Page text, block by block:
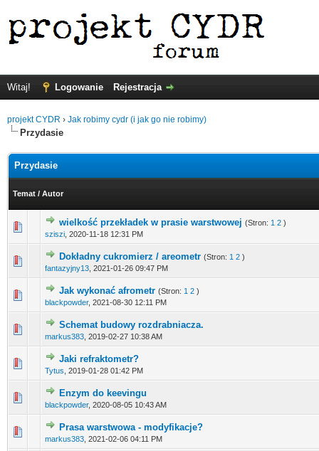
Witaj! Logowanie Rejestracja
projekt CYDR › Jak robimy cydr (i jak go nie robimy)
Przydasie
Przydasie
Temat / Autor
wielkość przekładek w prasie warstwowej (Stron: 1 2 )
sziszi 2020-11-18 12:31 PM
Dokładny cukromierz / areometr (Stron: 1 2 )
fantazyjny13 2021-01-26 09:47 PM
Jak wykonać afrometr (Stron: 1 2 )
blackpowder, 2021-08-30 12:11 PM
Schemat budowy rozdrabniacza.
markus383 2019-02-27 10:38 AM
Jaki refraktometr?
Tytus 2019-01-28 01:42 PM
Enzym do keevingu
blackpowder, 2020-08-05 10:43 AM
Prasa warstwowa - modyfikacje?
markus383 2021-02-06 04:11 PM